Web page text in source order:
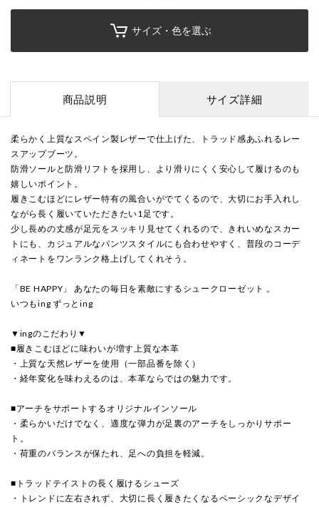
サイズ・色を選ぶ
商品説明 サイズ詳細
柔らかく上質なスペイン製レザーで仕上げた、トラッド感あふれるレー
スアップブーツ。
防滑ソールと防滑リフトを採用し、より滑りにくく安心して履けるのも
嬉しいポイント。
履きこむほどにレザー特有の風合いがでてくるので、大切にお手入れし
ながら長く履いていただきたい1足です。
少し長めの丈感が足元をスッキリ見せてくれるので、きれいめなスカー
トにも、カジュアルなパンツスタイルにも合わせやすく、普段のコーデ
ィネートをワンランク格上げしてくれそう。
「BE HAPPY」 あなたの毎日を素敵にするシュークローゼット 。
いつもing ずっとing
▼ingのこだわり▼
■履きこむほどに味わいが増す上質な本革
・上質な天然レザーを使用（一部品番を除く）
・経年変化を味わえるのは、本革ならではの魅力です。
■アーチをサポートするオリジナルインソール
・柔らかいだけでなく、適度な弾力が足裏のアーチをしっかりサポー
ト。
・荷重のバランスが保たれ、足への負担を軽減。
■トラッドテイストの長く履けるシューズ
・トレンドに左右されず、大切に長く履きたくなるベーシックなデザイ